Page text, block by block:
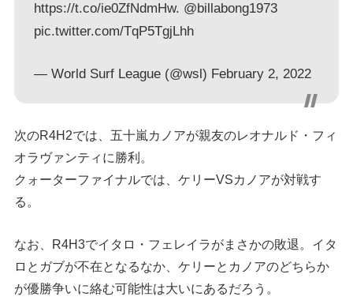
https://t.co/ie0ZfNdmHw. @billabong1973
pic.twitter.com/TqP5TgjLhh
— World Surf League (@wsl) February 2, 2022
次のR4H2では、五十嵐カノアが親友のレオナルド・フィ
オラヴァンティに勝利。
クォーターファイナルでは、ケリーVSカノアが対戦す
る。
なお、R4H3でイタロ・フェレイラがまさかの敗退。イタ
ロとガブが不在となるなか、ケリーとカノアのどちらか
が優勝争いに絡む可能性は大いにあるだろう。